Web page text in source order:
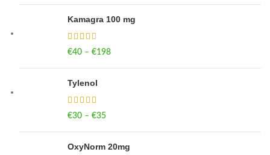
Kamagra 100 mg
€40 – €198
Tylenol
€30 – €35
OxyNorm 20mg